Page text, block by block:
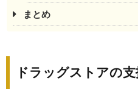
まとめ
ドラッグストアの